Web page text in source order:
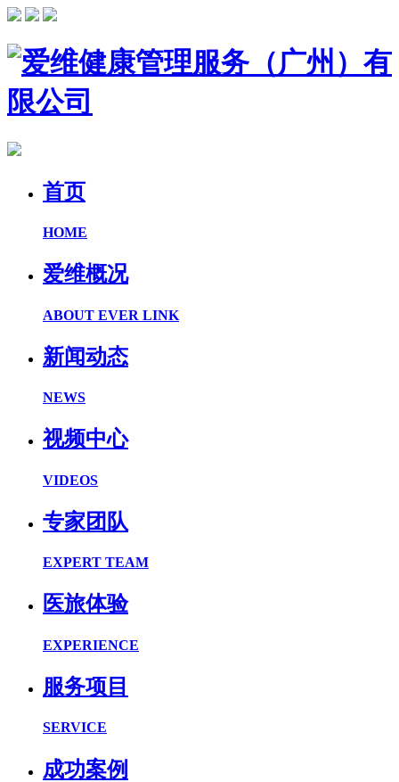
首页
HOME
爱维概况
ABOUT EVER LINK
新闻动态
NEWS
视频中心
VIDEOS
专家团队
EXPERT TEAM
医旅体验
EXPERIENCE
服务项目
SERVICE
成功案例